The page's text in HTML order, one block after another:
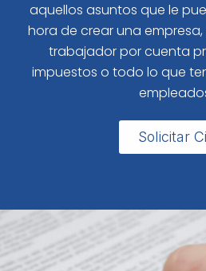
aquellos asuntos que le
hora de crear una
trabajador por cuenta
impuestos o todo lo que
Solicitar